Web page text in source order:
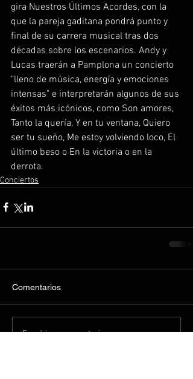
gira Nuestros Últimos Acordes, con la
que la pareja gaditana pondrá punto y
final de su carrera musical tras dos
décadas sobre los escenarios. Andy y
Lucas traerán a Pamplona un concierto
"lleno de música, energía y emociones
intensas" e interpretarán algunos de sus
éxitos más icónicos, como Son amores,
Tanto la quería, Y en tu ventana, Quiero
ser tu sueño, Me estoy volviendo loco, El
último beso o En la victoria o en la
derrota.
Conciertos
Comentarios
Escribir un comentario...